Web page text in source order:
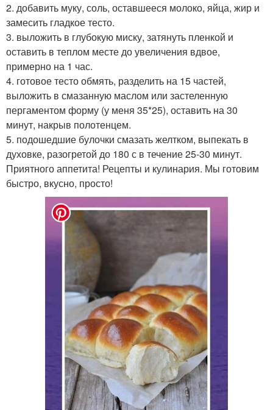
2. добавить муку, соль, оставшееся молоко, яйца, жир и
замесить гладкое тесто.
3. выложить в глубокую миску, затянуть пленкой и
оставить в теплом месте до увеличения вдвое,
примерно на 1 час.
4. готовое тесто обмять, разделить на 15 частей,
выложить в смазанную маслом или застеленную
пергаментом форму (у меня 35*25), оставить на 30
минут, накрыв полотенцем.
5. подошедшие булочки смазать желтком, выпекать в
духовке, разогретой до 180 с в течение 25-30 минут.
Приятного аппетита! Рецепты и кулинария. Мы готовим
быстро, вкусно, просто!